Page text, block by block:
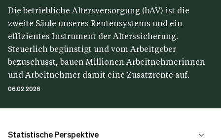
Die betriebliche Altersversorgung (bAV) ist die
zweite Säule unseres Rentensystems und ein
effizientes Instrument der Alterssicherung.
Steuerlich begünstigt und vom Arbeitgeber
bezuschusst, bauen Millionen Arbeitnehmerinnen
und Arbeitnehmer damit eine Zusatzrente auf.
06.02.2026
Statistische Perspektive